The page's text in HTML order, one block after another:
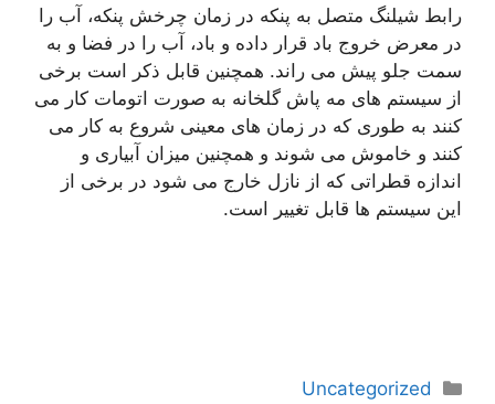
رابط شیلنگ متصل به پنکه در زمان چرخش پنکه، آب را
در معرض خروج باد قرار داده و باد، آب را در فضا و به
سمت جلو پیش می راند. همچنین قابل ذکر است برخی
از سیستم های مه پاش گلخانه به صورت اتومات کار می
کنند به طوری که در زمان های معینی شروع به کار می
کنند و خاموش می شوند و همچنین میزان آبیاری و
اندازه قطراتی که از نازل خارج می شود در برخی از
این سیستم ها قابل تغییر است.
دسته‌ها
Uncategorized